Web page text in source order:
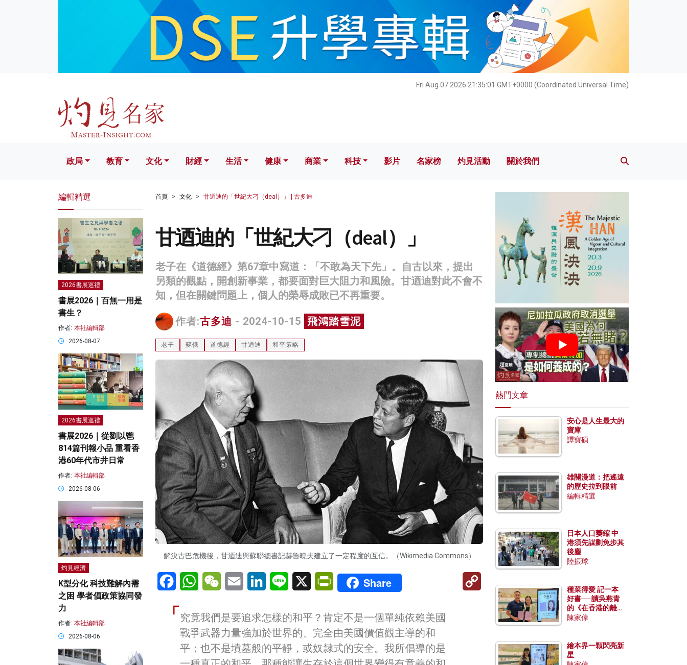
Fri Aug 07 2026 21:35:03 GMT+0000 (Coordinated Universal Time)
文化 財經 生活 健康 科技 影片 名家榜 灼見活動 關於我們
政局 教育 文化 財經 生活 健康 商業 科技 影片 名家榜 灼見活動 關於我們
首頁 文化 甘迺迪的「世紀大刁（deal）」 | 古多迪
甘迺迪的「世紀大刁（deal）」
老子在《道德經》第67章中寫道：「不敢為天下先」。自古以來，提出
另類的觀點，開創新事業，都要面對巨大阻力和風險。甘迺迪對此不會不
知，但在關鍵問題上，個人的榮辱成敗已不再重要。
作者:古多迪 - 2024-10-15 飛鴻踏雪泥
老子 蘇俄 道德經 甘迺迪 和平策略
解決古巴危機後，甘迺迪與蘇聯總書記赫魯曉夫建立了一定程度的互信。（Wikimedia Commons）
FacebookWhatsAppWeChatEmail LinkedInLine X PrintFriendly
Share
究竟我們是要追求怎樣的和平？肯定不是一個單純依賴美國
戰爭武器力量強加於世界的、完全由美國價值觀主導的和
平；也不是墳墓般的平靜，或奴隸式的安全。我所倡導的是
編輯精選
2026書展巡禮
書展2026｜百無一用是
書生？
作者: 本社編輯部
2026-08-07
2026書展巡禮
書展2026｜從劉以鬯
814篇刊報小品 重看香
港60年代市井日常
作者: 本社編輯部
2026-08-06
灼見經濟
K型分化 科技難解內需
之困 學者倡政策協同發
力
作者: 本社編輯部
2026-08-06
熱門文章
安心是人生最大的
寶庫
譚寶碩
雄關漫道：把遙遠
的歷史拉到眼前
編輯精選
日本人口萎縮 中
港須先謀劃免步其
後塵
陸振球
種菜得愛 記一本
好書──讀吳燕青
的《在香港的離島
種菜》
陳家偉
繪本界一顆閃亮新
星